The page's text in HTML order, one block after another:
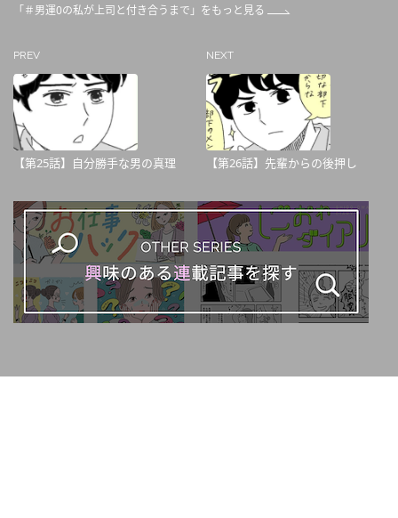
「＃男運0の私が上司と付き合うまで」をもっと見る
PREV
【第25話】自分勝手な男の真理
NEXT
【第26話】先輩からの後押し